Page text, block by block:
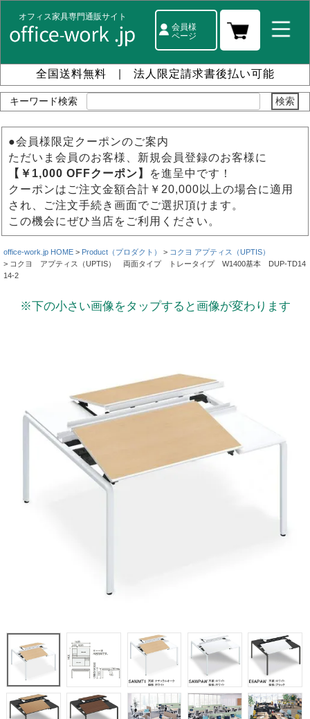
オフィス家具専門通販サイト
会員様
ページ
全国送料無料 法人限定請求書後払い可能
キーワード検索
●会員様限定クーポンのご案内
ただいま会員のお客様、新規会員登録のお客様に
【￥1,000 OFFクーポン】
を進呈中です！
クーポンはご注文金額合計￥20,000以上の場合に適用
され、ご注文手続き画面でご選択頂けます。
この機会にぜひ当店をご利用ください。
office-work.jp HOME Product（プロダクト）
コクヨ アプティス（UPTIS）
コクヨ アプティス（UPTIS） 両面タイプ トレータイプ W1400基本 DUP-TD14
14-2
※下の小さい画像をタップすると画像が変わります